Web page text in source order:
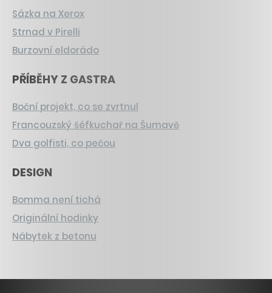
Sázka na Xerox
Strnad v Pirelli
Burzovní eldorádo
PŘÍBĚHY Z GASTRA
Boční projekt, co se zvrtnul
Francouzský šéfkuchař na Šumavě
Dva golfisti, co pečou
DESIGN
Bomma není tichá
Originální hodinky
Nábytek z betonu